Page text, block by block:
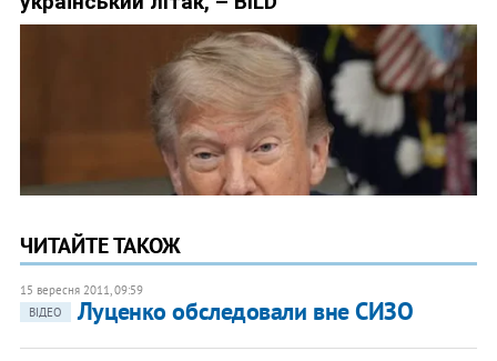
ЧИТАЙТЕ ТАКОЖ
15 вересня 2011, 09:59
ВІДЕО
Луценко обследовали вне СИЗО